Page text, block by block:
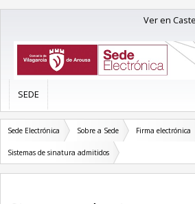
Ver en
SEDE
Sede Electrónica Sobre a Sede Firma electrónica
Sistemas de sinatura admitidos